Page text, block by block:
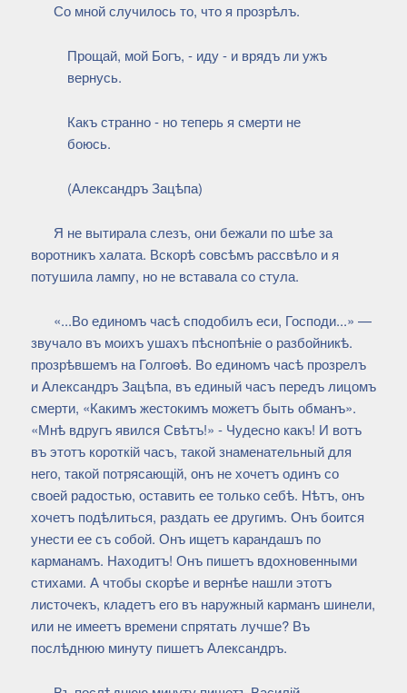
Со мной случилось то, что я прозрѣлъ.
Прощай, мой Богъ, - иду - и врядъ ли ужъ
вернусь.
Какъ странно - но теперь я смерти не
боюсь.
(Александръ Зацѣпа)
Я не вытирала слезъ, они бежали по шѣе за
воротникъ халата. Вскорѣ совсѣмъ рассвѣло и я
потушила лампу, но не вставала со стула.
«...Во единомъ часѣ сподобилъ еси, Господи...» —
звучало въ моихъ ушахъ пѣснопѣніе о разбойникѣ.
прозрѣвшемъ на Голгоѳѣ. Во единомъ часѣ прозрелъ
и Александръ Зацѣпа, въ единый часъ передъ лицомъ
смерти, «Какимъ жестокимъ можетъ быть обманъ».
«Мнѣ вдругъ явился Свѣтъ!» - Чудесно какъ! И вотъ
въ этотъ короткій часъ, такой знаменательный для
него, такой потрясающій, онъ не хочетъ одинъ со
своей радостью, оставить ее только себѣ. Нѣтъ, онъ
хочетъ подѣлиться, раздать ее другимъ. Онъ боится
унести ее съ собой. Онъ ищетъ карандашъ по
карманамъ. Находитъ! Онъ пишетъ вдохновенными
стихами. А чтобы скорѣе и вернѣе нашли этотъ
листочекъ, кладетъ его въ наружный карманъ шинели,
или не имеетъ времени спрятать лучше? Въ
послѣднюю минуту пишетъ Александръ.